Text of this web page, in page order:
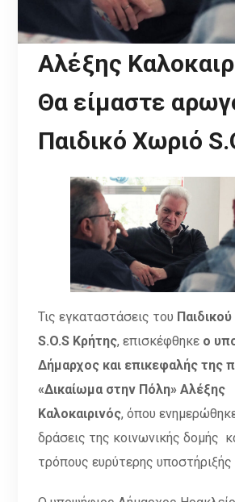
Αλέξης
Θα είμαστε
Παιδικό Χωριό
Τις εγκαταστάσεις του
S.O.S Κρήτης, επισκέφθηκε ο
Δήμαρχος και επικεφαλής της
«Δικαίωμα στην Πόλη» Αλέξης
Καλοκαιρινός, όπου
δράσεις της κοινωνικής δομής
τρόπους ευρύτερης υποστήριξής